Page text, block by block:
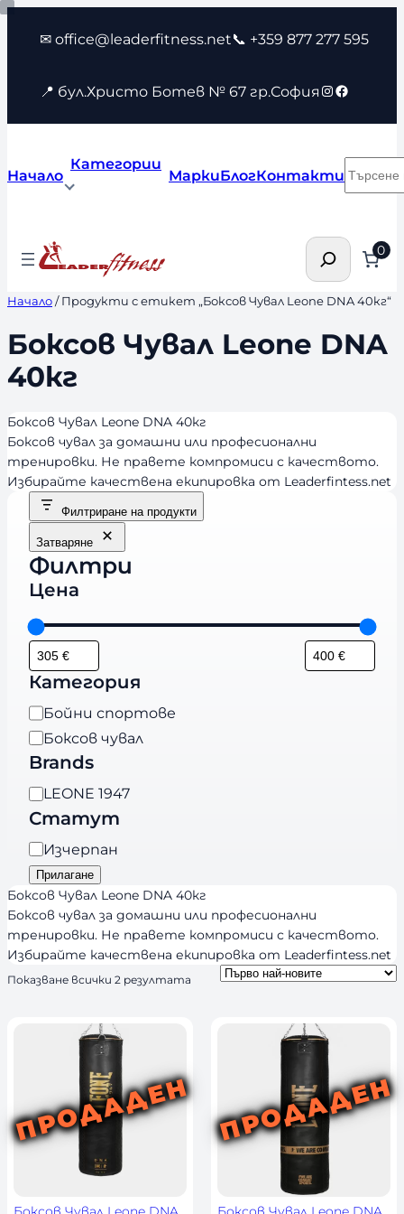
Към
съдържанието
✉ office@leaderfitness.net📞 +359 877 277 595
📍 бул.Христо Ботев № 67 гр.София Instagram
Facebook
Начало
Категории
МаркиБлогКонтакти
Търсене 0
Начало/ Продукти с етикет „Боксов Чувал Leone DNA 40кг“
Боксов Чувал Leone DNA
40кг
Боксов Чувал Leone DNA 40кг
Боксов чувал за домашни или професионални
тренировки. Не правете компромиси с качеството.
Избирайте качествена екипировка от Leaderfintess.net
Филтриране на продукти
Затваряне
Филтри
Цена
Категория
К
а
т
г
о
р
и
я
Бойни спортове
Боксов чувал
Brands
B
r
a
n
d
s
LEONE 1947
Статут
Н
а
л
и
ч
н
о
Изчерпан
Прилагане
Боксов Чувал Leone DNA 40кг
Боксов чувал за домашни или професионални
тренировки. Не правете компромиси с качеството.
Избирайте качествена екипировка от Leaderfintess.net
Показване всички 2 резултата
b
y